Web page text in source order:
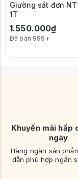
Giường sắt đơn
1T
1.550.000₫
Đã bán 999+
Khuyến mãi hấp
ngày
Hàng ngàn sản
dẫn phù hợp ngân